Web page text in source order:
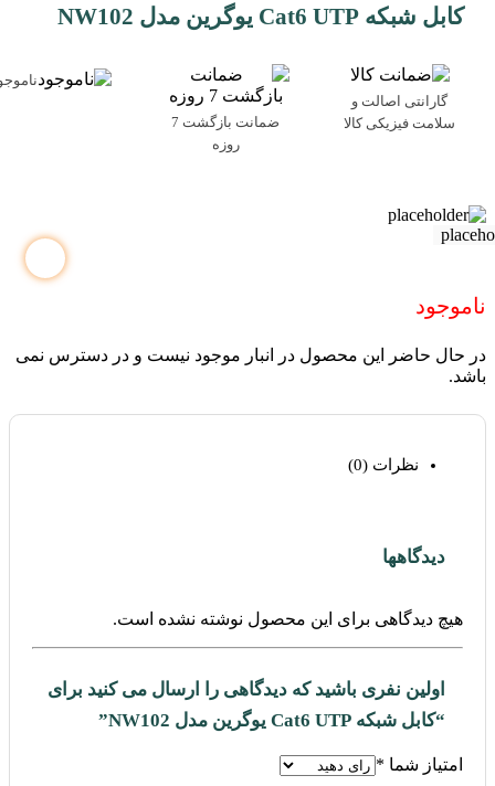
کابل شبکه Cat6 UTP یوگرین مدل NW102
گارانتی اصالت و
سلامت فیزیکی کالا
ضمانت بازگشت 7
روزه
ناموجود
در حال حاضر این محصول در انبار موجود نیست و در دسترس نمی
باشد.
نظرات (0)
دیدگاهها
هیچ دیدگاهی برای این محصول نوشته نشده است.
اولین نفری باشید که دیدگاهی را ارسال می کنید برای
“کابل شبکه Cat6 UTP یوگرین مدل NW102”
امتیاز شما *